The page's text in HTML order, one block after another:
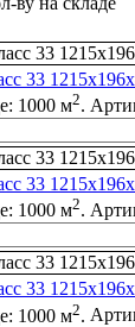
33
1000 м2.
33
1000 м2.
33
1000 м2.